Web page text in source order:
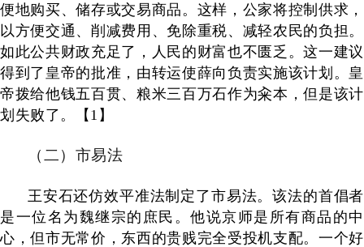
便地购买、储存或交易商品。这样，公家将控制供求，
以方便交通、削减费用、免除重税、减轻农民的负担。
如此公共财政充足了，人民的财富也不匮乏。这一建议
得到了皇帝的批准，由转运使薛向负责实施该计划。皇
帝拨给他钱五百贯、粮米三百万石作为籴本，但是该计
划失败了。【 1 】
（二）市易法
王安石还仿效平准法制定了市易法。该法的首倡者
是一位名为魏继宗的庶民。他说京师是所有商品的中
心，但市无常价，东西的贵贱完全受投机支配。一个好